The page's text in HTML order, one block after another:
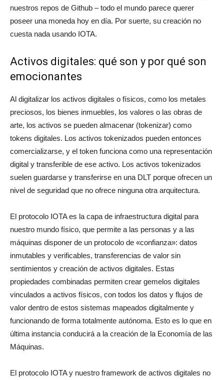
nuestros repos de Github – todo el mundo parece querer
poseer una moneda hoy en día. Por suerte, su creación no
cuesta nada usando IOTA.
Activos digitales: qué son y por qué son
emocionantes
Al digitalizar los activos digitales o físicos, como los metales
preciosos, los bienes inmuebles, los valores o las obras de
arte, los activos se pueden almacenar (tokenizar) como
tokens digitales. Los activos tokenizados pueden entonces
comercializarse, y el token funciona como una representación
digital y transferible de ese activo. Los activos tokenizados
suelen guardarse y transferirse en una DLT porque ofrecen un
nivel de seguridad que no ofrece ninguna otra arquitectura.
El protocolo IOTA es la capa de infraestructura digital para
nuestro mundo físico, que permite a las personas y a las
máquinas disponer de un protocolo de «confianza»: datos
inmutables y verificables, transferencias de valor sin
sentimientos y creación de activos digitales. Estas
propiedades combinadas permiten crear gemelos digitales
vinculados a activos físicos, con todos los datos y flujos de
valor dentro de estos sistemas mapeados digitalmente y
funcionando de forma totalmente autónoma. Esto es lo que en
última instancia conducirá a la creación de la Economía de las
Máquinas.
El protocolo IOTA y nuestro framework de activos digitales no